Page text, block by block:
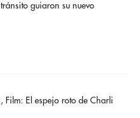
guiaron su nuevo
Film: El espejo roto de Charli